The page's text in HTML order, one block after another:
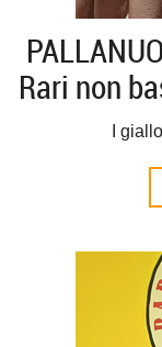
Rari non
I